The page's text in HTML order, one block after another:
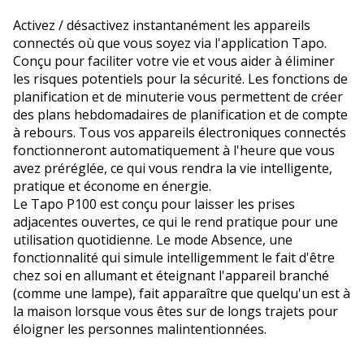
Activez / désactivez instantanément les appareils
connectés où que vous soyez via l'application Tapo.
Conçu pour faciliter votre vie et vous aider à éliminer
les risques potentiels pour la sécurité. Les fonctions de
planification et de minuterie vous permettent de créer
des plans hebdomadaires de planification et de compte
à rebours. Tous vos appareils électroniques connectés
fonctionneront automatiquement à l'heure que vous
avez préréglée, ce qui vous rendra la vie intelligente,
pratique et économe en énergie.
Le Tapo P100 est conçu pour laisser les prises
adjacentes ouvertes, ce qui le rend pratique pour une
utilisation quotidienne. Le mode Absence, une
fonctionnalité qui simule intelligemment le fait d'être
chez soi en allumant et éteignant l'appareil branché
(comme une lampe), fait apparaître que quelqu'un est à
la maison lorsque vous êtes sur de longs trajets pour
éloigner les personnes malintentionnées.